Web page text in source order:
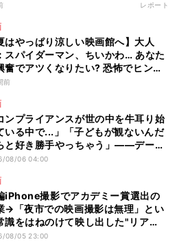
レポート
はやっぱり涼しい映画館へ】大人
スパイダーマン、ちいかわ… あなた
奮でアツくなりたい? 恐怖でヒンヤ
たい? - 編集部が注目する最新映画5
前
ンプライアンスが世の中を牛耳り始
いる中で...」「子どもが観ないんだ
と好き勝手やっちゃう」――デーモ
下が語る映画『レディ・オア・ノッ
08/06 04:00
iPhone撮影でアカデミー賞選出の
→「夜市での映画撮影は無理」とい
識をはねのけて映し出した"リア
は――ツォウ監督が語る映画『左
08/05 23:00